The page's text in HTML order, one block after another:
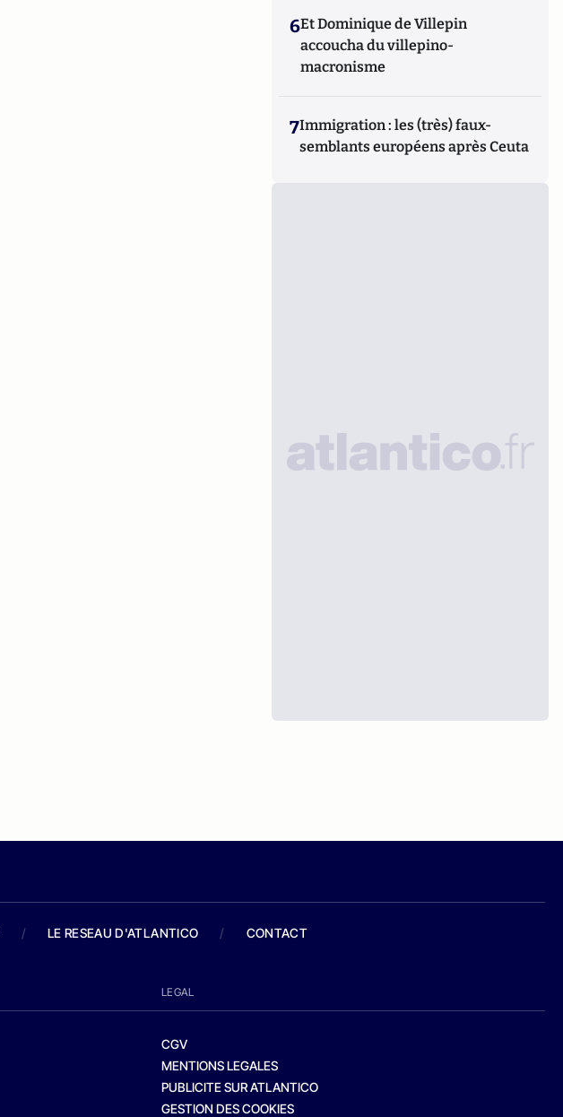
6Et Dominique de Villepin
accoucha du villepino-
macronisme
7Immigration : les (très) faux-
semblants européens après Ceuta
/ LE RESEAU D'ATLANTICO / CONTACT
LEGAL
CGV
MENTIONS LEGALES
PUBLICITE SUR ATLANTICO
GESTION DES COOKIES